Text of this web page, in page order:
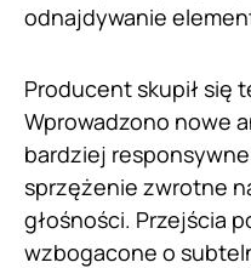
odnajdywanie
Producent skupił się
Wprowadzono nowe
bardziej
sprzężenie zwrotne
głośności. Przejścia
wzbogacone o